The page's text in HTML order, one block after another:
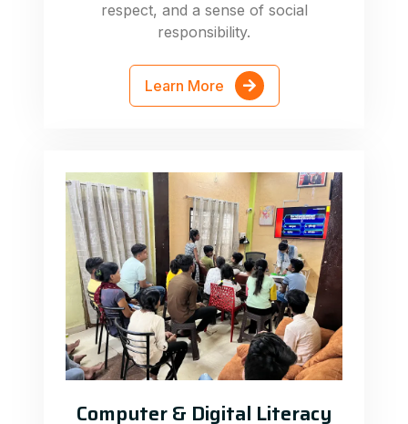
respect, and a sense of social
responsibility.
Learn More
Computer & Digital Literacy